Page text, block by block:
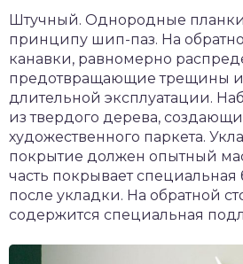
Штучный. Однородные
принципу шип-паз. На
канавки, равномерно
предотвращающие трещины
длительной эксплуатации.
из твердого дерева,
художественного паркета.
покрытие должен опытный
часть покрывает специальная
после укладки. На обратной
содержится специальная